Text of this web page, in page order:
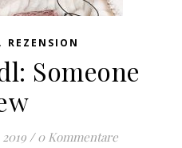
, REZENSION
Someone
/ 0 Kommentare